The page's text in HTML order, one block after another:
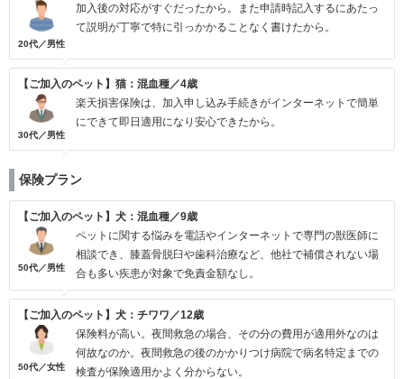
20代／男性
加入後の対応がすぐだったから。また申請時記入するにあたっ
て説明が丁寧で特に引っかかることなく書けたから。
【ご加入のペット】猫：混血種／4歳
30代／男性
楽天損害保険は、加入申し込み手続きがインターネットで簡単
にできて即日適用になり安心できたから。
保険プラン
【ご加入のペット】犬：混血種／9歳
50代／男性
ペットに関する悩みを電話やインターネットで専門の獣医師に
相談でき、膝蓋骨脱臼や歯科治療など、他社で補償されない場
合も多い疾患が対象で免責金額なし。
【ご加入のペット】犬：チワワ／12歳
50代／女性
保険料が高い。夜間救急の場合、その分の費用が適用外なのは
何故なのか。夜間救急の後のかかりつけ病院で病名特定までの
検査が保険適用かよく分からない。